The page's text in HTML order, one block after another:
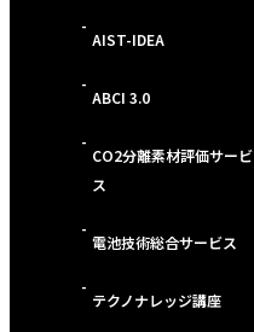
-
AIST-IDEA
-
ABCI 3.0
-
CO2分離素材評価サービ
ス
-
電池技術総合サービス
-
テクノナレッジ講座